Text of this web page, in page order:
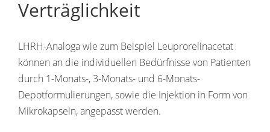
Verträglichkeit
LHRH-Analoga wie zum Beispiel Leuprorelinacetat
können an die individuellen Bedürfnisse von Patienten
durch 1-Monats-, 3-Monats- und 6-Monats-
Depotformulierungen, sowie die Injektion in Form von
Mikrokapseln, angepasst werden.